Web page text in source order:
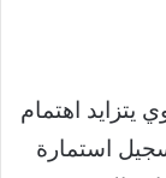
يتزايد اهتمام
استمارة